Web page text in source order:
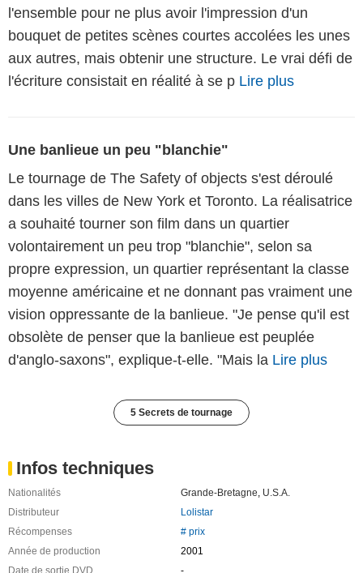
l'ensemble pour ne plus avoir l'impression d'un
bouquet de petites scènes courtes accolées les unes
aux autres, mais obtenir une structure. Le vrai défi de
l'écriture consistait en réalité à se p Lire plus
Une banlieue un peu "blanchie"
Le tournage de The Safety of objects s'est déroulé
dans les villes de New York et Toronto. La réalisatrice
a souhaité tourner son film dans un quartier
volontairement un peu trop "blanchie", selon sa
propre expression, un quartier représentant la classe
moyenne américaine et ne donnant pas vraiment une
vision oppressante de la banlieue. "Je pense qu'il est
obsolète de penser que la banlieue est peuplée
d'anglo-saxons", explique-t-elle. "Mais la Lire plus
5 Secrets de tournage
Infos techniques
Nationalités Grande-Bretagne, U.S.A.
Distributeur
Lolistar
Récompenses
# prix
Année de production
2001
Date de sortie DVD
-